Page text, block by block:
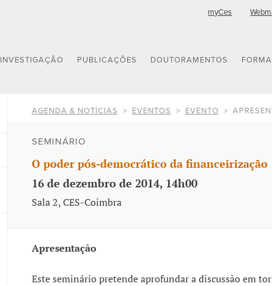
myCes
INVESTIGAÇÃO PUBLICAÇÕES DOUTORAMENTOS
AGENDA & NOTÍCIAS EVENTOS EVENTO
SEMINÁRIO
O poder pós-democrático da financeirização
16 de dezembro de 2014, 14h00
Sala 2, CES-Coimbra
Apresentação
Este seminário pretende aprofundar a discussão em